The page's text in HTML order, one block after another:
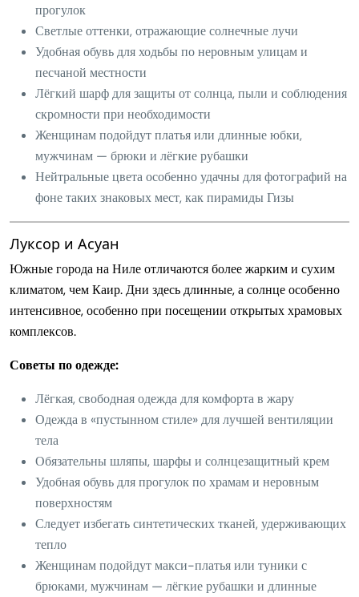
прогулок
Светлые оттенки, отражающие солнечные лучи
Удобная обувь для ходьбы по неровным улицам и
песчаной местности
Лёгкий шарф для защиты от солнца, пыли и соблюдения
скромности при необходимости
Женщинам подойдут платья или длинные юбки,
мужчинам — брюки и лёгкие рубашки
Нейтральные цвета особенно удачны для фотографий на
фоне таких знаковых мест, как пирамиды Гизы
Луксор и Асуан
Южные города на Ниле отличаются более жарким и сухим
климатом, чем Каир. Дни здесь длинные, а солнце особенно
интенсивное, особенно при посещении открытых храмовых
комплексов.
Советы по одежде:
Лёгкая, свободная одежда для комфорта в жару
Одежда в «пустынном стиле» для лучшей вентиляции
тела
Обязательны шляпы, шарфы и солнцезащитный крем
Удобная обувь для прогулок по храмам и неровным
поверхностям
Следует избегать синтетических тканей, удерживающих
тепло
Женщинам подойдут макси-платья или туники с
брюками, мужчинам — лёгкие рубашки и длинные